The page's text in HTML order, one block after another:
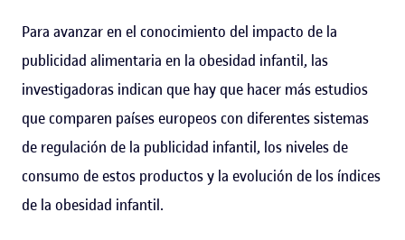
Para avanzar en el conocimiento del impacto de la
publicidad alimentaria en la obesidad infantil, las
investigadoras indican que hay que hacer más estudios
que comparen países europeos con diferentes sistemas
de regulación de la publicidad infantil, los niveles de
consumo de estos productos y la evolución de los índices
de la obesidad infantil.